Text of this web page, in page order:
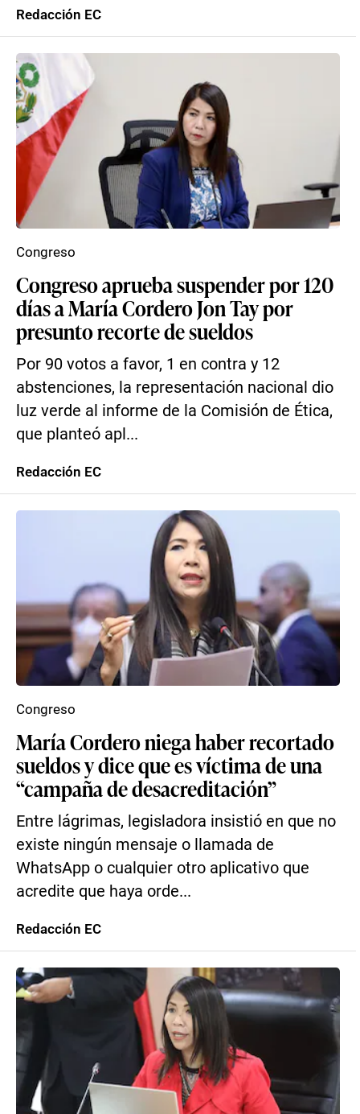
Redacción EC
Congreso aprueba suspender por 120
días a María Cordero Jon Tay por
presunto recorte de sueldos
Por 90 votos a favor, 1 en contra y 12
abstenciones, la representación nacional dio
luz verde al informe de la Comisión de Ética,
que planteó apl...
Congreso
Redacción EC
María Cordero niega haber recortado
sueldos y dice que es víctima de una
“campaña de desacreditación”
Entre lágrimas, legisladora insistió en que no
existe ningún mensaje o llamada de
WhatsApp o cualquier otro aplicativo que
acredite que haya orde...
Congreso
Redacción EC